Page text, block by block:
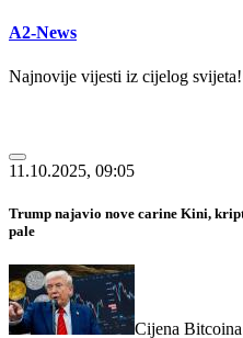
A2-News
Najnovije vijesti iz cijelog svijeta!
11.10.2025, 09:05
Trump najavio nove carine Kini,
pale
Cijena